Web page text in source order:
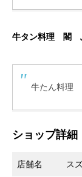
牛タン料理 閣
牛たん料理
ショップ詳細
店舗名 ス